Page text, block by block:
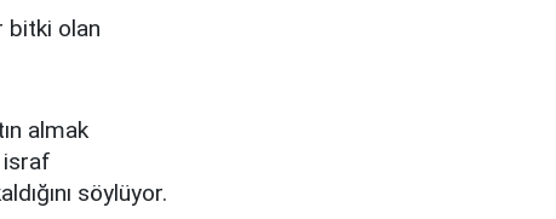
bitki olan
almak
israf
söylüyor.